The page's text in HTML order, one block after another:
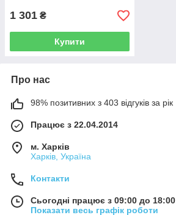
1 301 ₴
Купити
Про нас
98% позитивних з 403 відгуків за рік
Працює з 22.04.2014
м. Харків
Харків, Україна
Контакти
Сьогодні працює з 09:00 до 18:00
Показати весь графік роботи